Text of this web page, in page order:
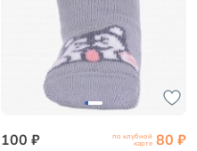
100 ₽ по клубной
карте 80 ₽